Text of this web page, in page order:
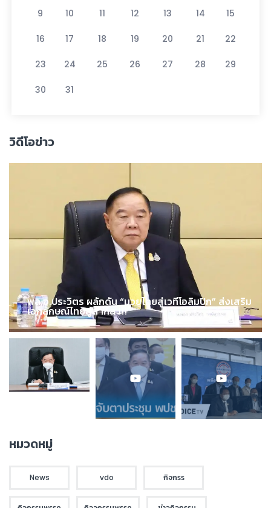
9 10 11 12 13 14 15
16 17 18 19 20 21 22
23 24 25 26 27 28 29
30 31
วิดีโอข่าว
พล.อ.ประวิตร ผลักดัน “มวยไทยสู่เวทีโอลิมปิก” ส่งเสริม
เอกลักษณ์ไทยสู่สากล !!!
หมวดหมู่
News vdo กิจกรร